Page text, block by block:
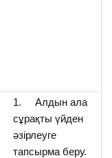
1. Алдын ала
сұрақты үйден
әзірлеуге
тапсырма беру.